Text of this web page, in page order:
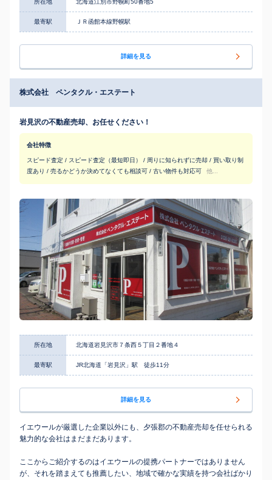
所在地 北海道江別市野幌町50番地5
最寄駅 ＪＲ函館本線野幌駅
詳細を見る
株式会社 ペンタクル・エステート
岩見沢の不動産売却、お任せください！
会社特徴
スピード査定 / スピード査定（最短即日） / 周りに知られずに売却 / 買い取り制
度あり / 売るかどうか決めてなくても相談可 / 古い物件も対応可
他...
所在地 北海道岩見沢市７条西５丁目２番地４
最寄駅 JR北海道「岩見沢」駅 徒歩11分
詳細を見る
イエウールが厳選した企業以外にも、夕張郡の不動産売却を任せられる
魅力的な会社はまだまだあります。
ここからご紹介するのはイエウールの提携パートナーではありません
が、それを踏まえても推薦したい、地域で確かな実績を持つ会社ばかり